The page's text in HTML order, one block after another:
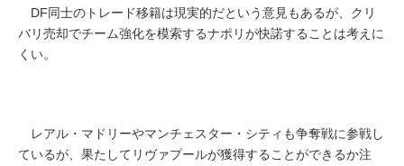
DF同士のトレード移籍は現実的だという意見もあるが、クリ
バリ売却でチーム強化を模索するナポリが快諾することは考えに
くい。
レアル・マドリーやマンチェスター・シティも争奪戦に参戦し
ているが、果たしてリヴァプールが獲得することができるか注